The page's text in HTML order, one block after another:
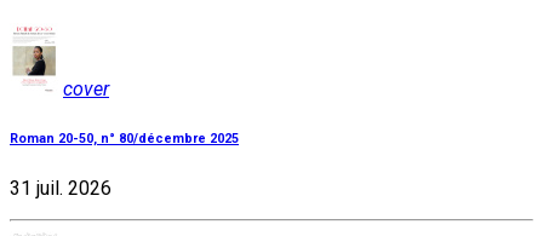
cover
Roman 20-50, n° 80/décembre 2025
31 juil. 2026